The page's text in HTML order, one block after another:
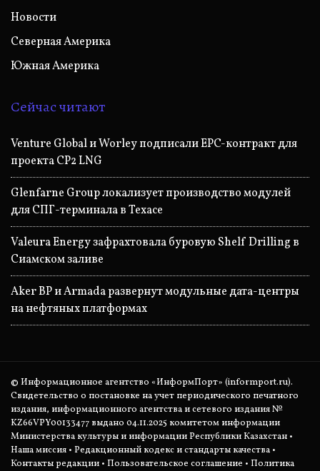
Новости
Северная Америка
Южная Америка
Сейчас читают
Venture Global и Worley подписали EPC-контракт для
проекта CP2 LNG
Glenfarne Group локализует производство модулей
для СПГ-терминала в Техасе
Valeura Energy зафрахтовала буровую Shelf Drilling в
Сиамском заливе
Aker BP и Armada развернут модульные дата-центры
на нефтяных платформах
© Информационное агентство «ИнформПорт» (informport.ru).
Свидетельство о постановке на учет периодического печатного
издания, информационного агентства и сетевого издания №
KZ66VPY00133477 выдано 04.11.2025 комитетом информации
Министерства культуры и информации Республики Казахстан •
Наша миссия • Редакционный кодекс и стандарты качества •
Контакты редакции • Пользовательское соглашение • Политика